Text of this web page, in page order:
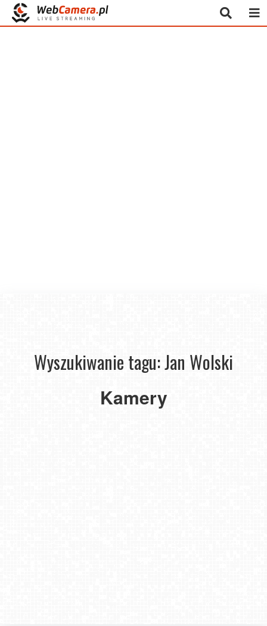
Wyszukiwanie tagu: Jan Wolski
Kamery